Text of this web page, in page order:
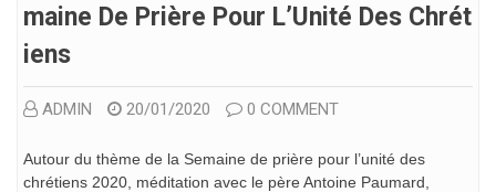
Maine De Prière Pour L’Unité Des Chrét
Iens
ADMIN 20/01/2020 0 COMMENT
Autour du thème de la Semaine de prière pour l’unité des
chrétiens 2020, méditation avec le père Antoine Paumard,